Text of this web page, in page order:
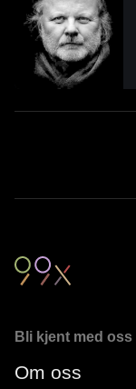
Bli kjent med oss
Om oss